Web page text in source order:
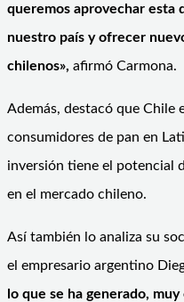
queremos aprovechar esta
nuestro país y ofrecer
chilenos», afirmó Carmona.
Además, destacó que Chile
consumidores de pan en
inversión tiene el potencial
en el mercado chileno.
Así también lo analiza su
el empresario argentino
lo que se ha generado,